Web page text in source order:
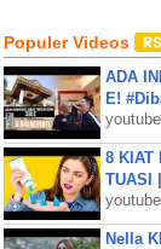
Populer Videos
ADA
E!
8 KIAT
TUASI
Nella